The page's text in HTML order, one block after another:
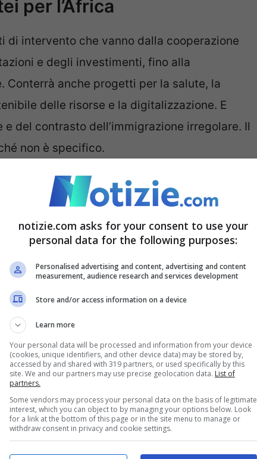
per l’Africa
di intervento che vanno dalla cooperazione
e degli investimenti, fino alla
Conterrà anche progetti per la salute, la
delle risorse e la digitalizzazione. E
del contrasto dell’immigrazione irregolare. Il
non è specifico.
non è nominato alcun Paese africano
modalità, su cosa interverremo. Sono
cabina di regia che si occuperà del Piano
“Si rischia di sovrapporre
notizie.com asks for your consent to use your
personal data for the following purposes:
Personalised advertising and content, advertising and content
measurement, audience research and services development
Store and/or access information on a device
Learn more
Your personal data will be processed and information from your device
(cookies, unique identifiers, and other device data) may be stored by,
accessed by and shared with 319 partners, or used specifically by this
site. We and our partners may use precise geolocation data. List of
partners.
Some vendors may process your personal data on the basis of legitimate
interest, which you can object to by managing your options below. Look
for a link at the bottom of this page or in the site menu to manage or
withdraw consent in privacy and cookie settings.